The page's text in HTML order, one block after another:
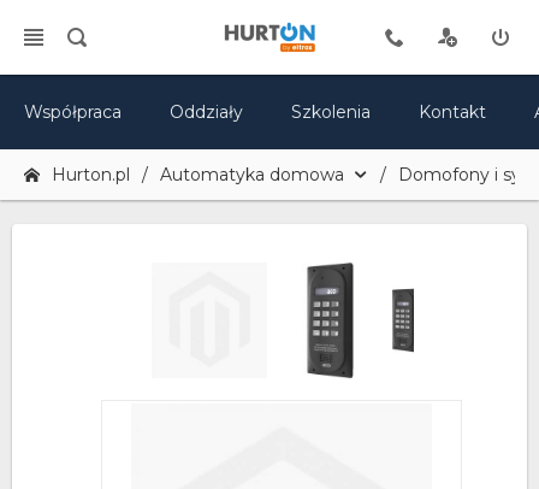
Współpraca Oddziały Szkolenia Kontakt
Hurton.pl Automatyka domowa Domofony i